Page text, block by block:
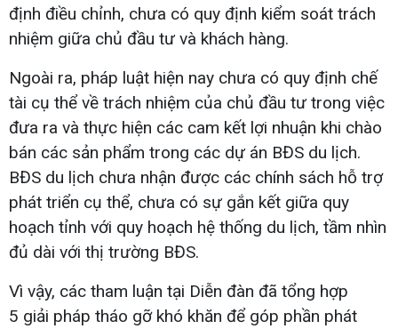
định điều chỉnh, chưa có quy định kiểm soát trách
nhiệm giữa chủ đầu tư và khách hàng.
Ngoài ra, pháp luật hiện nay chưa có quy định chế
tài cụ thể về trách nhiệm của chủ đầu tư trong việc
đưa ra và thực hiện các cam kết lợi nhuận khi chào
bán các sản phẩm trong các dự án BĐS du lịch.
BĐS du lịch chưa nhận được các chính sách hỗ trợ
phát triển cụ thể, chưa có sự gắn kết giữa quy
hoạch tỉnh với quy hoạch hệ thống du lịch, tầm nhìn
đủ dài với thị trường BĐS.
Vì vậy, các tham luận tại Diễn đàn đã tổng hợp
5 giải pháp tháo gỡ khó khăn để góp phần phát